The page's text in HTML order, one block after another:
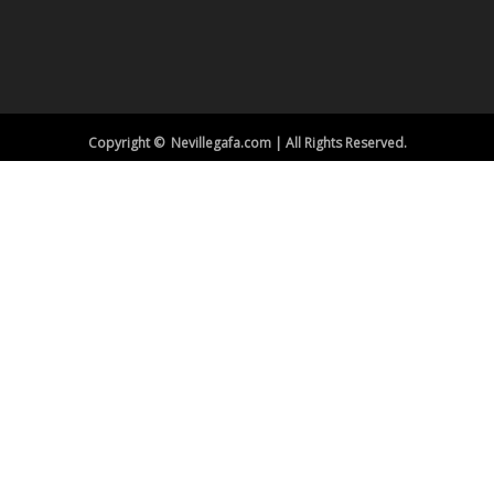
Copyright © Nevillegafa.com | All Rights Reserved.